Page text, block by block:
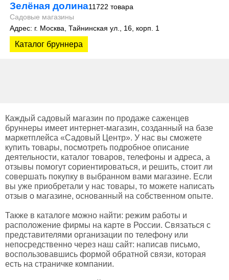
Зелёная долина11722 товара
Садовые магазины
Адрес: г. Москва, Тайнинская ул., 16, корп. 1
Каталог бруннера
Каждый садовый магазин по продаже саженцев
бруннеры имеет интернет-магазин, созданный на базе
маркетплейса «Садовый Центр». У нас вы сможете
купить товары, посмотреть подробное описание
деятельности, каталог товаров, телефоны и адреса, а
отзывы помогут сориентироваться, и решить, стоит ли
совершать покупку в выбранном вами магазине. Если
вы уже приобретали у нас товары, то можете написать
отзыв о магазине, основанный на собственном опыте.
Также в каталоге можно найти: режим работы и
расположение фирмы на карте в России. Связаться с
представителями организации по телефону или
непосредственно через наш сайт: написав письмо,
воспользовавшись формой обратной связи, которая
есть на страничке компании.